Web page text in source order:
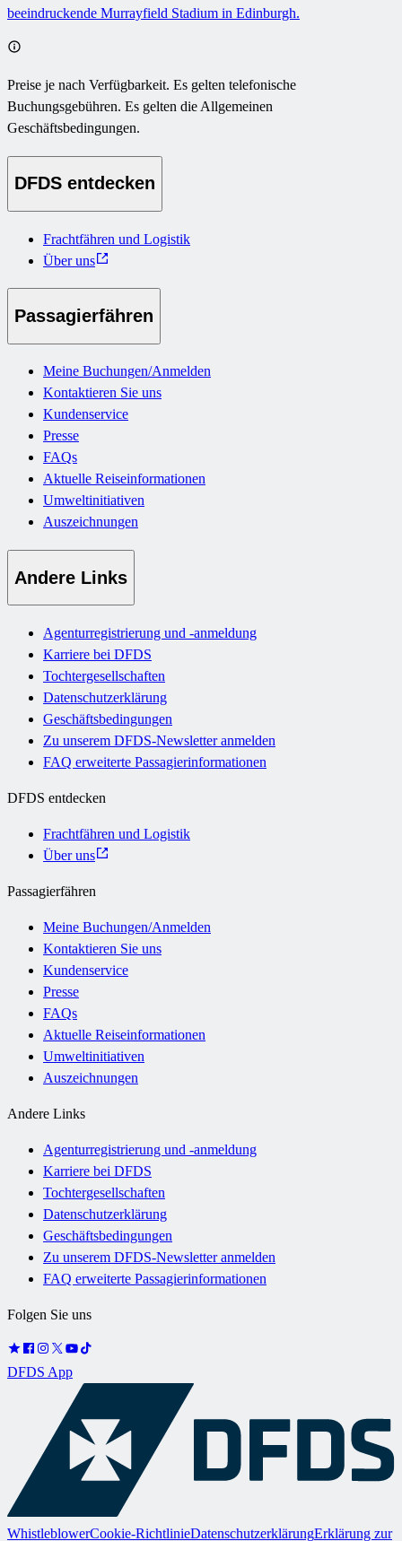
beeindruckende Murrayfield Stadium in Edinburgh.
Preise je nach Verfügbarkeit. Es gelten telefonische
Buchungsgebühren. Es gelten die Allgemeinen
Geschäftsbedingungen.
DFDS entdecken
Frachtfähren und Logistik
Über uns
Passagierfähren
Meine Buchungen/Anmelden
Kontaktieren Sie uns
Kundenservice
Presse
FAQs
Aktuelle Reiseinformationen
Umweltinitiativen
Auszeichnungen
Andere Links
Agenturregistrierung und -anmeldung
Karriere bei DFDS
Tochtergesellschaften
Datenschutzerklärung
Geschäftsbedingungen
Zu unserem DFDS-Newsletter anmelden
FAQ erweiterte Passagierinformationen
DFDS entdecken
Frachtfähren und Logistik
Über uns
Passagierfähren
Meine Buchungen/Anmelden
Kontaktieren Sie uns
Kundenservice
Presse
FAQs
Aktuelle Reiseinformationen
Umweltinitiativen
Auszeichnungen
Andere Links
Agenturregistrierung und -anmeldung
Karriere bei DFDS
Tochtergesellschaften
Datenschutzerklärung
Geschäftsbedingungen
Zu unserem DFDS-Newsletter anmelden
FAQ erweiterte Passagierinformationen
Folgen Sie uns
DFDS App
WhistleblowerCookie-RichtlinieDatenschutzerklärungErklärung zur